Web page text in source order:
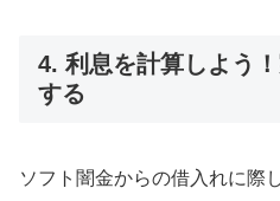
4. 利息を計算しよう
する
ソフト闇金からの借入れに際